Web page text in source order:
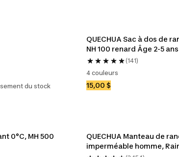
du stock
QUECHUA Sac à dos de
NH 100 renard Âge 2-5 ans
(141)
4 couleurs
15,00 $
0°C, MH 500
QUECHUA Manteau de
imperméable homme,